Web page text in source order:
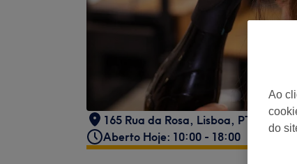
165 Rua da Rosa, Lisboa, PT
Aberto Hoje: 10:00 - 18:00
Ao
do